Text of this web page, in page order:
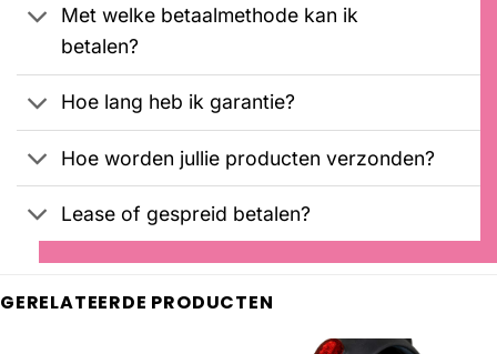
Met welke betaalmethode kan ik
betalen?
Hoe lang heb ik garantie?
Hoe worden jullie producten verzonden?
Lease of gespreid betalen?
GERELATEERDE PRODUCTEN